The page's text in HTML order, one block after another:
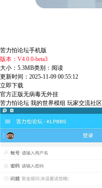
苦力怕论坛手机版
版本：V4.0.0-beta3
大小：5.3MB类别：阅读
更新时间：2025-11-09 00:55:12
立即下载
官方正版无病毒无外挂
苦力怕论坛 我的世界模组 玩家交流社区